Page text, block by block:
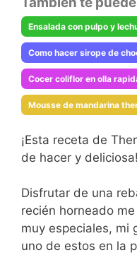
Ensalada con pulpo y
Como hacer sirope de
Cocer coliflor en olla
Mousse de mandarina
¡Esta receta de
de hacer y deliciosa!
Disfrutar de una
recién horneado
muy especiales, mi
uno de estos en la